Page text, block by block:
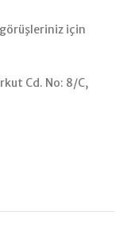
için
Cd. No: 8/C,